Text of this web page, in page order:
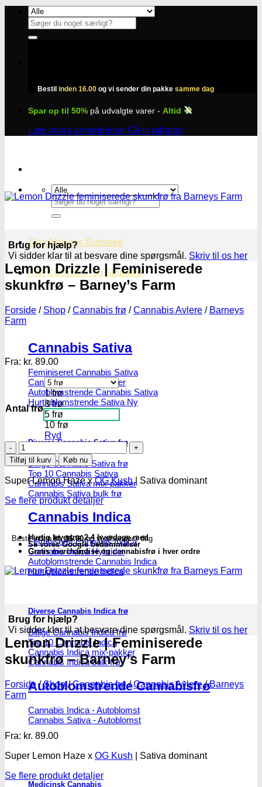
Fortsæt
indhold
Søg
efter:
Bestil inden 16.00 og vi sender din pakke samme dag
Spar op til 50% på udvalgte varer - Altid
Læs vores anmeldelser Gå til rabatter
Søg
efter:
Skunkfrø hos Subseed
Alle Cannabis -og Skunkfrø
Cannabis Sativa
Feminiseret Cannabis Sativa
Cannabis Sativa Hybrider
Autoblomstrende Cannabis Sativa
Hurtigblomstrende Sativa
Diverse Cannabis Sativa frø
Billige Cannabis Sativa frø
Top 10 Cannabis Sativa
Cannabis Sativa mix-pakker
Cannabis Sativa bulk frø
Cannabis Indica
Feminiseret Cannabis Indica
Cannabis Indica Hybrider
Autoblomstrende Cannabis Indica
Hurtigblomstrende Indica
Diverse Cannabis Indica frø
Billige Cannabis Indica frø
Top 10 Cannabis Indica
Cannabis Indica mix-pakker
Cannabis Indica bulk frø
Autoblomstrende Cannabisfrø
Cannabis Indica - Autoblomst
Cannabis Sativa - Autoblomst
Medicinsk Cannabis
Brug for hjælp?
Vi sidder klar til at besvare dine spørgsmål. Skriv til os her
Lemon Drizzle | Feminiserede
skunkfrø – Barney’s Farm
Forside / Shop / Cannabis frø / Cannabis Avlere / Barneys
Farm
Fra: kr. 89.00
Antal frø
1 frø
3 frø
5 frø
10 frø
Ryd
Lemon
Drizzle
|
Feminiserede
skunkfrø
-
Farm
Tilføj til kurv Køb nu
Super Lemon Haze xOG Kush| Sativa dominant
Se flere produkt detaljer
Bestil indenkl. 16.00og vi afsender i dag
Hurtig levering 2-4 hverdage med
Se vores Google bedømmelser
Gratis merchandise og cannabisfrø i hver ordre
Brug for hjælp?
Vi sidder klar til at besvare dine spørgsmål. Skriv til os her
Lemon Drizzle | Feminiserede
skunkfrø – Barney’s Farm
Forside / Shop / Cannabis frø / Cannabis Avlere / Barneys
Farm
Fra: kr. 89.00
Super Lemon Haze x OG Kush | Sativa dominant
Se flere produkt detaljer